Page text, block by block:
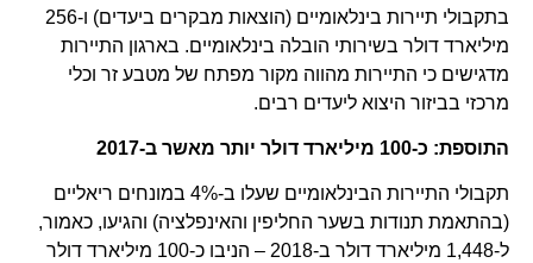
בתקבולי תיירות בינלאומיים (הוצאות מבקרים ביעדים) ו-256
מיליארד דולר בשירותי הובלה בינלאומיים. בארגון התיירות
מדגישים כי התיירות מהווה מקור מפתח של מטבע זר וכלי
מרכזי בביזור היצוא ליעדים רבים.
התוספת:כ-100 מיליארד דולר יותר מאשר ב-2017
תקבולי התיירות הבינלאומיים שעלו ב-4% במונחים ריאליים
(בהתאמת תנודות בשער החליפין והאינפלציה) והגיעו, כאמור,
ל-1,448 מיליארד דולר ב-2018 – הניבו כ-100 מיליארד דולר